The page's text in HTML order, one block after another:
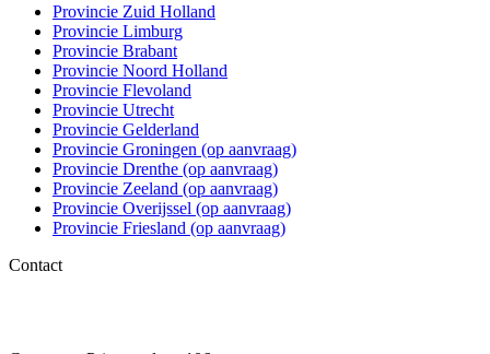
Provincie Zuid Holland
Provincie Limburg
Provincie Brabant
Provincie Noord Holland
Provincie Flevoland
Provincie Utrecht
Provincie Gelderland
Provincie Groningen (op aanvraag)
Provincie Drenthe (op aanvraag)
Provincie Zeeland (op aanvraag)
Provincie Overijssel (op aanvraag)
Provincie Friesland (op aanvraag)
Contact